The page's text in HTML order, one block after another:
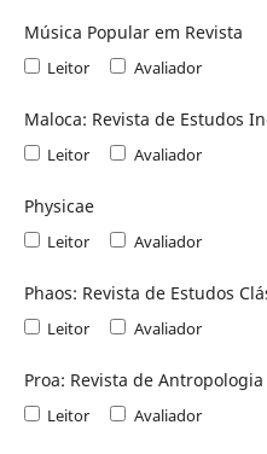
Música Popular em Revista
Leitor Avaliador
Maloca: Revista de Estudos
Leitor Avaliador
Physicae
Leitor Avaliador
Phaos: Revista de Estudos
Leitor Avaliador
Proa: Revista de
Leitor Avaliador